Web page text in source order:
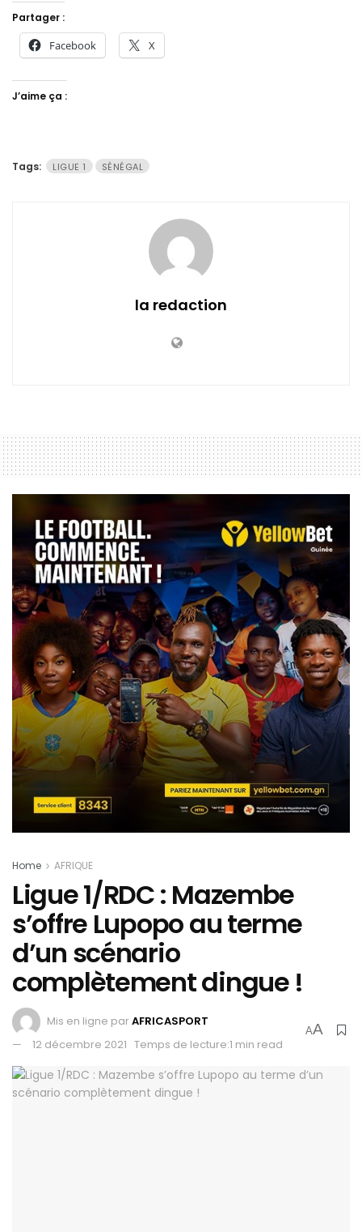
Partager :
Facebook X
J’aime ça :
Tags: LIGUE 1 SÉNÉGAL
la redaction
Home AFRIQUE
Ligue 1/RDC : Mazembe
s’offre Lupopo au terme
d’un scénario
complètement dingue !
Mis en ligne parAFRICASPORT
12 décembre 2021 Temps de lecture:1 min read
AA